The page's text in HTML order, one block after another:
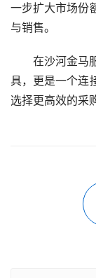
一步扩大市场份
与销售。
在沙河金马
具，更是一个连
选择更高效的采